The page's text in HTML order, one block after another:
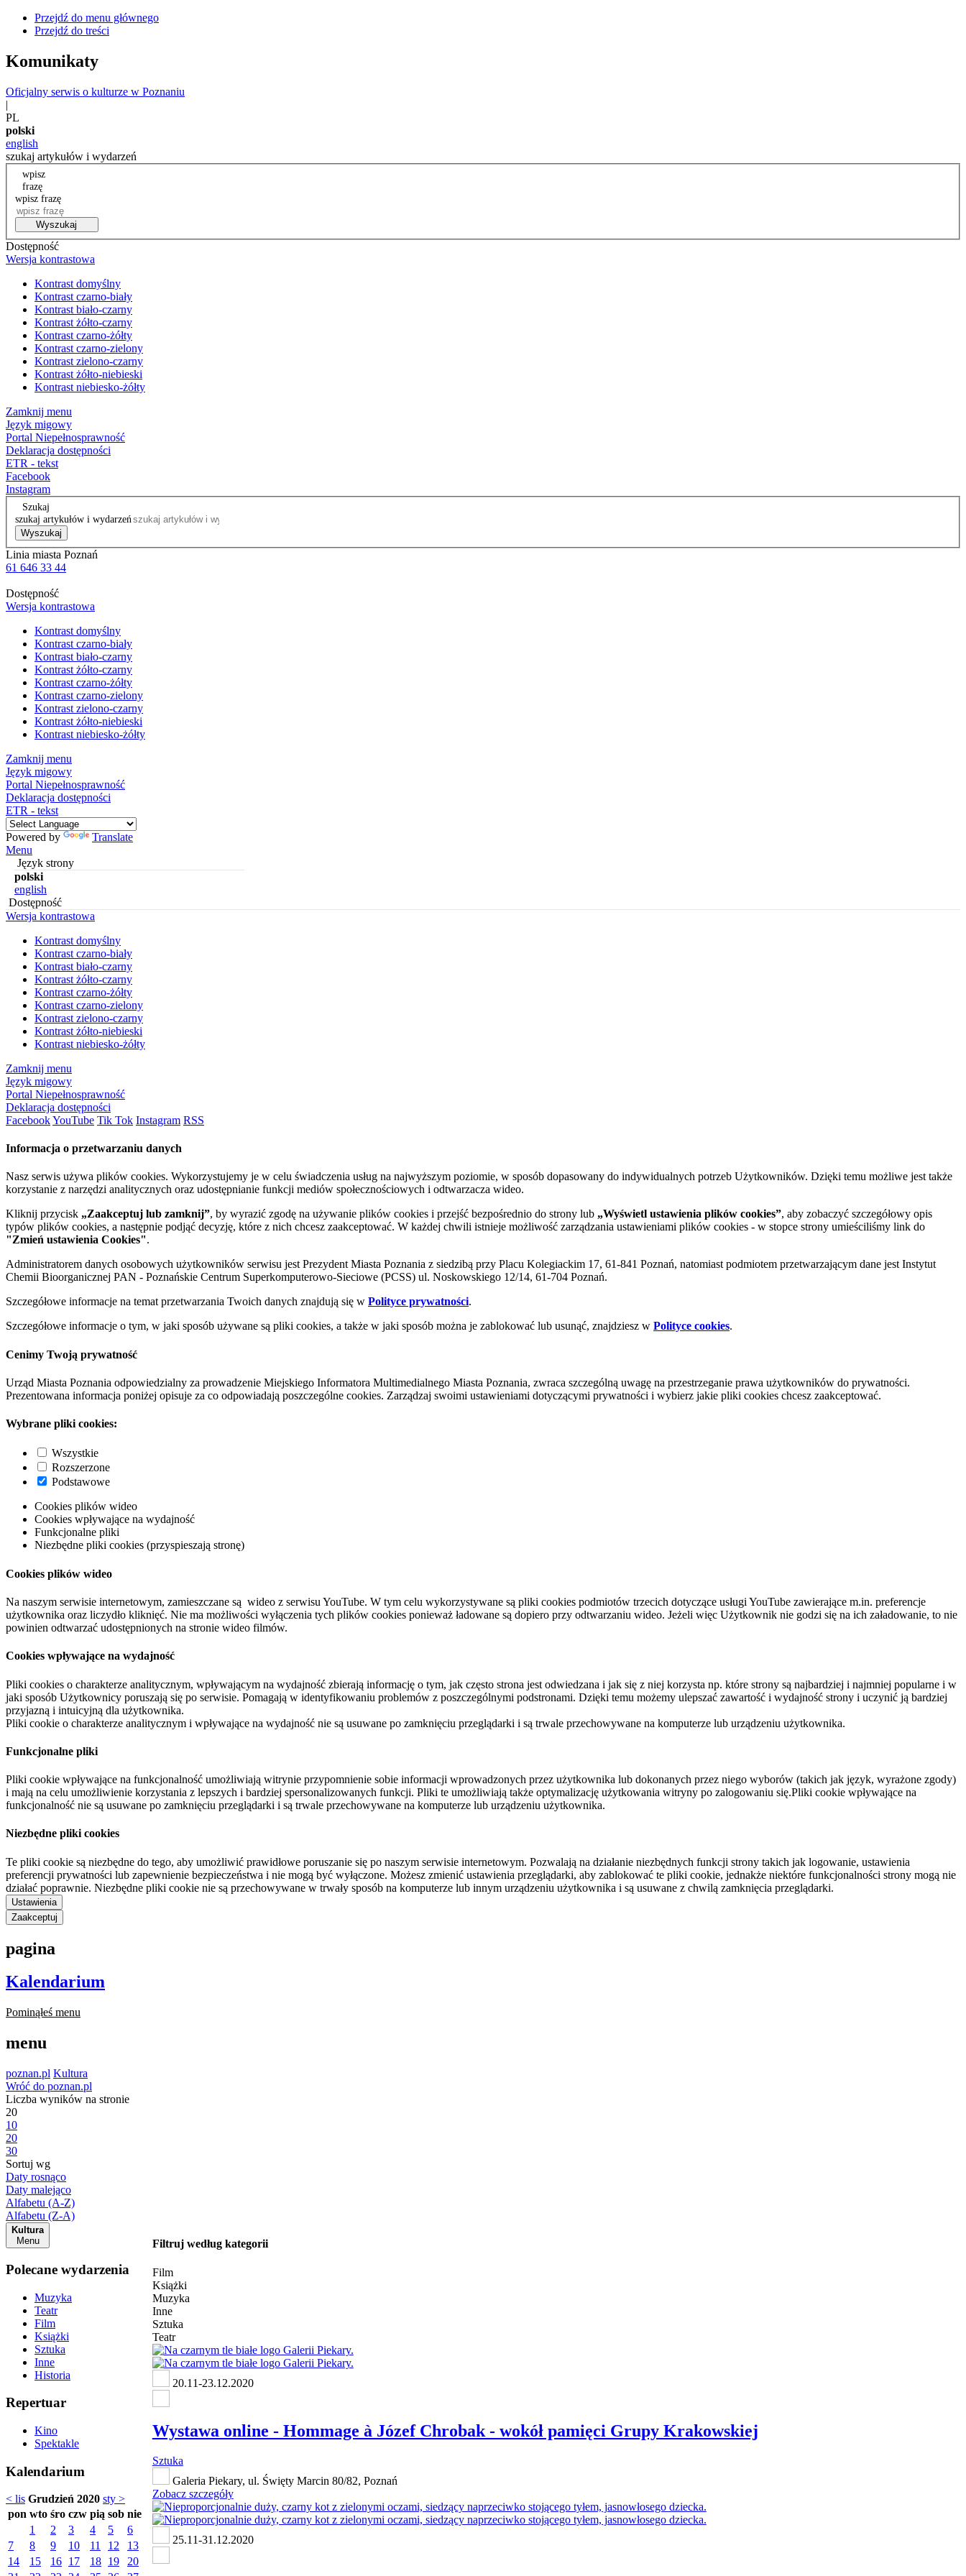
Przejdź do menu głównego
Przejdź do treści
Komunikaty
Oficjalny serwis o kulturze w Poznaniu
|
PL
polski
english
szukaj artykułów i wydarzeń
wpisz
frazę
wpisz frazę
Wyszukaj
Dostępność
Wersja kontrastowa
Kontrast domyślny
Kontrast czarno-biały
Kontrast biało-czarny
Kontrast żółto-czarny
Kontrast czarno-żółty
Kontrast czarno-zielony
Kontrast zielono-czarny
Kontrast żółto-niebieski
Kontrast niebiesko-żółty
Zamknij menu
Język migowy
Portal Niepełnosprawność
Deklaracja dostępności
ETR - tekst
Facebook
Instagram
Szukaj
szukaj artykułów i wydarzeń
Wyszukaj
Linia miasta Poznań
61 646 33 44
Dostępność
Wersja kontrastowa
Kontrast domyślny
Kontrast czarno-biały
Kontrast biało-czarny
Kontrast żółto-czarny
Kontrast czarno-żółty
Kontrast czarno-zielony
Kontrast zielono-czarny
Kontrast żółto-niebieski
Kontrast niebiesko-żółty
Zamknij menu
Język migowy
Portal Niepełnosprawność
Deklaracja dostępności
ETR - tekst
Powered by
Translate
Menu
Język strony
polski
english
Dostępność
Wersja kontrastowa
Kontrast domyślny
Kontrast czarno-biały
Kontrast biało-czarny
Kontrast żółto-czarny
Kontrast czarno-żółty
Kontrast czarno-zielony
Kontrast zielono-czarny
Kontrast żółto-niebieski
Kontrast niebiesko-żółty
Zamknij menu
Język migowy
Portal Niepełnosprawność
Deklaracja dostępności
FacebookYouTube Tik Tok Instagram RSS
Informacja o przetwarzaniu danych
Nasz serwis używa plików cookies. Wykorzystujemy je w celu świadczenia usług na najwyższym poziomie, w sposób dopasowany do indywidualnych potrzeb Użytkowników. Dzięki temu możliwe jest także
korzystanie z narzędzi analitycznych oraz udostępnianie funkcji mediów społecznościowych i odtwarzacza wideo.
Kliknij przycisk „Zaakceptuj lub zamknij”, by wyrazić zgodę na używanie plików cookies i przejść bezpośrednio do strony lub „Wyświetl ustawienia plików cookies”, aby zobaczyć szczegółowy opis
typów plików cookies, a następnie podjąć decyzję, które z nich chcesz zaakceptować. W każdej chwili istnieje możliwość zarządzania ustawieniami plików cookies - w stopce strony umieściliśmy link do
"Zmień ustawienia Cookies".
Administratorem danych osobowych użytkowników serwisu jest Prezydent Miasta Poznania z siedzibą przy Placu Kolegiackim 17, 61-841 Poznań, natomiast podmiotem przetwarzającym dane jest Instytut
Chemii Bioorganicznej PAN - Poznańskie Centrum Superkomputerowo-Sieciowe (PCSS) ul. Noskowskiego 12/14, 61-704 Poznań.
Szczegółowe informacje na temat przetwarzania Twoich danych znajdują się w Polityce prywatności.
Szczegółowe informacje o tym, w jaki sposób używane są pliki cookies, a także w jaki sposób można je zablokować lub usunąć, znajdziesz w Polityce cookies.
Cenimy Twoją prywatność
Urząd Miasta Poznania odpowiedzialny za prowadzenie Miejskiego Informatora Multimedialnego Miasta Poznania, zwraca szczególną uwagę na przestrzeganie prawa użytkowników do prywatności.
Prezentowana informacja poniżej opisuje za co odpowiadają poszczególne cookies. Zarządzaj swoimi ustawieniami dotyczącymi prywatności i wybierz jakie pliki cookies chcesz zaakceptować.
Wybrane pliki cookies:
Wszystkie
Rozszerzone
Podstawowe
Cookies plików wideo
Cookies wpływające na wydajność
Funkcjonalne pliki
Niezbędne pliki cookies (przyspieszają stronę)
Cookies plików wideo
Na naszym serwisie internetowym, zamieszczane są wideo z serwisu YouTube. W tym celu wykorzystywane są pliki cookies podmiotów trzecich dotyczące usługi YouTube zawierające m.in. preferencje
użytkownika oraz liczydło kliknięć. Nie ma możliwości wyłączenia tych plików cookies ponieważ ładowane są dopiero przy odtwarzaniu wideo. Jeżeli więc Użytkownik nie godzi się na ich załadowanie, to nie
powinien odtwarzać udostępnionych na stronie wideo filmów.
Cookies wpływające na wydajność
Pliki cookies o charakterze analitycznym, wpływającym na wydajność zbierają informację o tym, jak często strona jest odwiedzana i jak się z niej korzysta np. które strony są najbardziej i najmniej popularne i w
jaki sposób Użytkownicy poruszają się po serwisie. Pomagają w identyfikowaniu problemów z poszczególnymi podstronami. Dzięki temu możemy ulepszać zawartość i wydajność strony i uczynić ją bardziej
przyjazną i intuicyjną dla użytkownika.
Pliki cookie o charakterze analitycznym i wpływające na wydajność nie są usuwane po zamknięciu przeglądarki i są trwale przechowywane na komputerze lub urządzeniu użytkownika.
Funkcjonalne pliki
Pliki cookie wpływające na funkcjonalność umożliwiają witrynie przypomnienie sobie informacji wprowadzonych przez użytkownika lub dokonanych przez niego wyborów (takich jak język, wyrażone zgody)
i mają na celu umożliwienie korzystania z lepszych i bardziej spersonalizowanych funkcji. Pliki te umożliwiają także optymalizację użytkowania witryny po zalogowaniu się.Pliki cookie wpływające na
funkcjonalność nie są usuwane po zamknięciu przeglądarki i są trwale przechowywane na komputerze lub urządzeniu użytkownika.
Niezbędne pliki cookies
Te pliki cookie są niezbędne do tego, aby umożliwić prawidłowe poruszanie się po naszym serwisie internetowym. Pozwalają na działanie niezbędnych funkcji strony takich jak logowanie, ustawienia
preferencji prywatności lub zapewnienie bezpieczeństwa i nie mogą być wyłączone. Możesz zmienić ustawienia przeglądarki, aby zablokować te pliki cookie, jednakże niektóre funkcjonalności strony mogą nie
działać poprawnie. Niezbędne pliki cookie nie są przechowywane w trwały sposób na komputerze lub innym urządzeniu użytkownika i są usuwane z chwilą zamknięcia przeglądarki.
Ustawienia
Zaakceptuj
pagina
Kalendarium
Pominąłeś menu
menu
poznan.pl Kultura
Wróć do poznan.pl
Liczba wyników na stronie
20
10
20
30
Sortuj wg
Daty rosnąco
Daty malejąco
Alfabetu (A-Z)
Alfabetu (Z-A)
Kultura
Menu
Polecane wydarzenia
Muzyka
Teatr
Film
Książki
Sztuka
Inne
Historia
Repertuar
Kino
Spektakle
Kalendarium
< lis Grudzień 2020 sty >
pon wto śro czw pią sob nie
1
2 3 4 5
6
7
8 9 10 11 12
13
14
15 16 17 18 19
20
Filtruj według kategorii
Film
Książki
Muzyka
Inne
Sztuka
Teatr
20.11-23.12.2020
Wystawa online - Hommage à Józef Chrobak - wokół pamięci Grupy Krakowskiej
Sztuka
Galeria Piekary, ul. Święty Marcin 80/82, Poznań
Zobacz szczegóły
25.11-31.12.2020